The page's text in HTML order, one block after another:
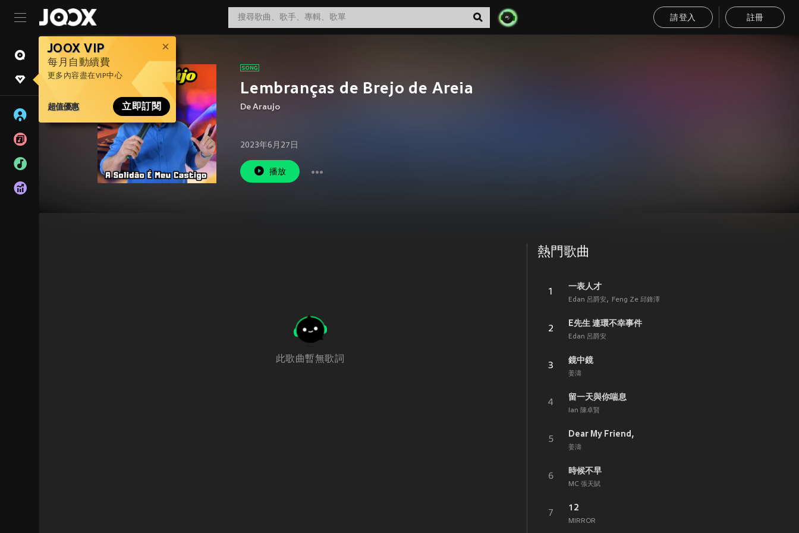
請登入 註冊
JOOX VIP
每月自動續費
更多內容盡在VIP中心
超值優惠 立即訂閱
Lembranças de Brejo de Areia
De Araujo
2023年6月27日
播放
此歌曲暫無歌詞
熱門歌曲
1
一表人才
Edan 呂爵安 Feng Ze 邱鋒澤
2
E先生 連環不幸事件
Edan 呂爵安
3
鏡中鏡
姜濤
4
留一天與你喘息
Ian 陳卓賢
5
Dear My Friend,
姜濤
6
時候不早
MC 張天賦
7
12
MIRROR